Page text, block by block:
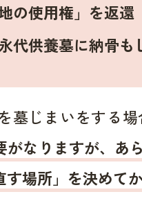
の使用権」を返還
代供養墓に納骨も
じまいをする場
なりますが、あ
場所」を決めて